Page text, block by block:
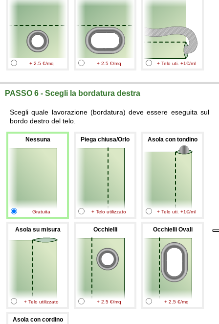
+ 2.5 €/mq + 2.5 €/mq + Telo uti. +1€/ml
PASSO 6 - Scegli la bordatura destra
Scegli quale lavorazione (bordatura) deve essere eseguita sul
bordo destro del telo.
Nessuna
Gratuita
Piega chiusa/Orlo
+ Telo utilizzato
Asola con tondino
+ Telo uti. +1€/ml
Asola su misura
+ Telo utilizzato
Occhielli
+ 2.5 €/mq
Occhielli Ovali
+ 2.5 €/mq
Asola con cordino